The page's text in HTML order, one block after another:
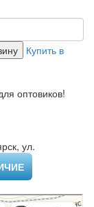
Купить в
оптовиков!
ул.